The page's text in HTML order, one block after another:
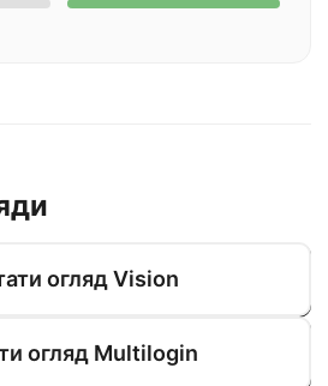
огляд Vision
огляд Multilogin